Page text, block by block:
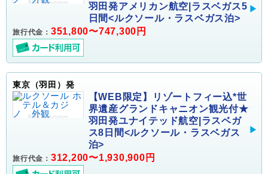
羽田発アメリカン航空|ラスベガス5
日間<ルクソール・ラスベガス泊>
旅行代金： 351,800〜747,300円
東京（羽田）発
【WEB限定】リゾートフィー込*世
界遺産グランドキャニオン観光付★
羽田発ユナイテッド航空|ラスベガ
ス8日間<ルクソール・ラスベガス
泊>
旅行代金： 312,200〜1,930,900円